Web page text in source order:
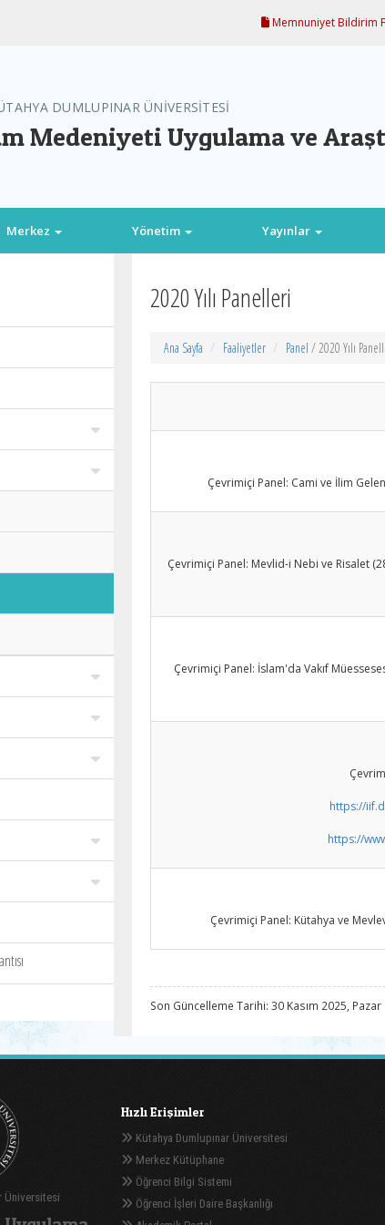
Memnuniyet Bildirim
DUMLUPINAR ÜNİVERSİTESİ
Medeniyeti Uygulama ve
Merkez Yönetim Yayınlar
2020 Yılı Panelleri
Ana Sayfa Faaliyetler Panel / 2020 Yılı
Çevrimiçi Panel: Cami ve İlim
Çevrimiçi Panel: Mevlid-i Nebi ve Risalet
Çevrimiçi Panel: İslam'da Vakıf
https://
https://
Çevrimiçi Panel: Kütahya ve
Son Güncelleme Tarihi: 30 Kasım 2025, Pazar
Üniversitesi
Hızlı Erişimler
Kütahya Dumlupınar Üniversitesi
Merkez Kütüphane
Öğrenci Bilgi Sistemi
Öğrenci İşleri Daire Başkanlığı